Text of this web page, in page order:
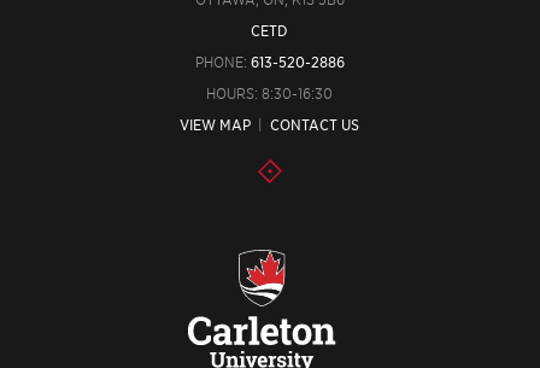
CETD
PHONE: 613-520-2886
HOURS: 8:30-16:30
VIEW MAP |CONTACT US